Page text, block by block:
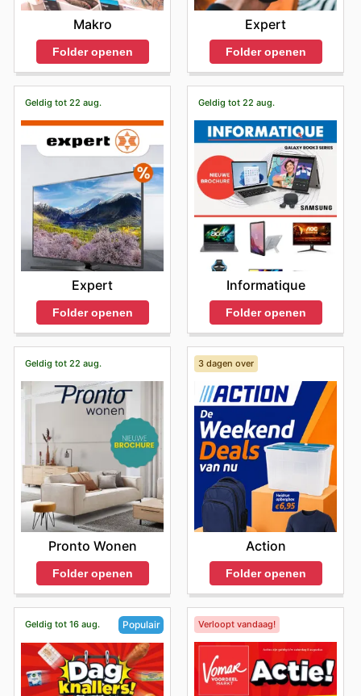
Makro
Folder openen
Expert
Folder openen
Geldig tot 22 aug.
Expert
Folder openen
Geldig tot 22 aug.
Informatique
Folder openen
Geldig tot 22 aug.
Pronto Wonen
Folder openen
3 dagen over
Action
Folder openen
Geldig tot 16 aug. Populair Verloopt vandaag!